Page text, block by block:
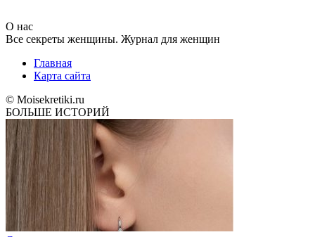
О нас
Все секреты женщины. Журнал для женщин
Главная
Карта сайта
© Moisekretiki.ru
БОЛЬШЕ ИСТОРИЙ